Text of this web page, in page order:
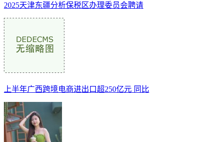
2025天津东疆分析保税区办理委员会聘请
上半年广西跨境电商进出口超250亿元 同比